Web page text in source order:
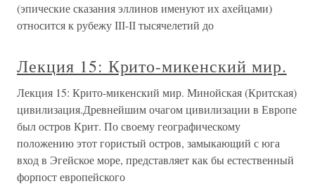
(эпические сказания эллинов именуют их ахейцами)
относится к рубежу ІІІ-ІІ тысячелетий до
Лекция 15: Крито-микенский мир.
Лекция 15: Крито-микенский мир. Минойская (Критская)
цивилизация.Древнейшим очагом цивилизации в Европе
был остров Крит. По своему географическому
положению этот гористый остров, замыкающий с юга
вход в Эгейское море, представляет как бы естественный
форпост европейского